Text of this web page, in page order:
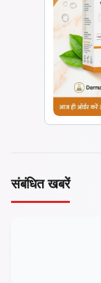
संबंधित खबरें